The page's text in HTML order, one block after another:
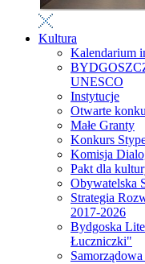
Kultura
Kalendarium
UNESCO
Instytucje
Otwarte
Małe Granty
Konkurs
Komisja
Pakt dla
Obywatelska
Strategia
2017-2026
Bydgoska
Łuczniczki"